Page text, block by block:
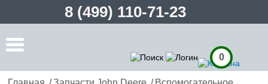
8 (499) 110-71-23
0